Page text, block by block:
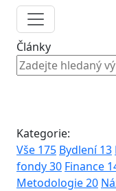
Články
Kategorie:
Vše 175 Bydlení13
fondy30 Finance
Metodologie20